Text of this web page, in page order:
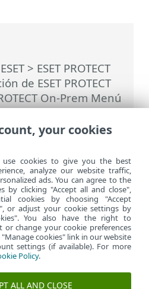
> ESET PROTECT
de ESET PROTECT
On-Prem Menú
Tipos de
de tarea> Intervalo
de ESET
your cookies
cookies to give you the best
analyze our website traffic,
ads. You can agree to the
by clicking "Accept all and close",
cookies by choosing "Accept
or adjust your cookie settings by
You also have the right to
change your cookie preferences
cookies" link in our website
settings (if available). For more
Policy.
ALL AND CLOSE